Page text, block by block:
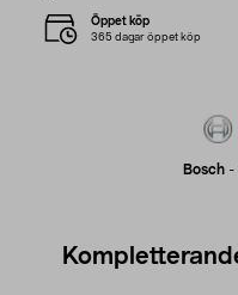
Bosch -
Öppet köp
365 dagar öppet köp